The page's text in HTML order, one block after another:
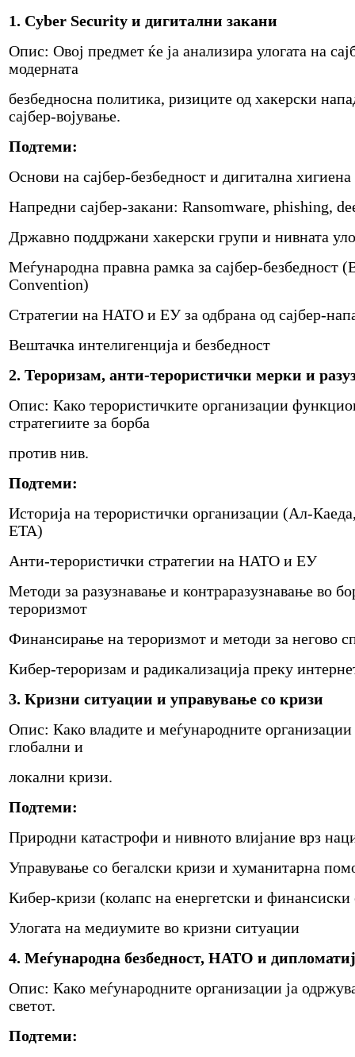
1. Cyber Security и дигитални закани
Опис: Овој предмет ќе ја анализира улогата на
модерната
безбедносна политика, ризиците од хакерски
сајбер-војување.
Подтеми:
Основи на сајбер-безбедност и дигитална хигиена
Напредни сајбер-закани: Ransomware, phishing,
Државно поддржани хакерски групи и нивната
Меѓународна правна рамка за сајбер-безбедност
Convention)
Стратегии на НАТО и ЕУ за одбрана од сајбер-
Вештачка интелигенција и безбедност
2. Тероризам, анти-терористички мерки и
Опис: Како терористичките организации
стратегиите за борба
против нив.
Подтеми:
Историја на терористички организации (Ал-
ETA)
Анти-терористички стратегии на НАТО и ЕУ
Методи за разузнавање и контраразузнавање во
тероризмот
Финансирање на тероризмот и методи за негово
Кибер-тероризам и радикализација преку
3. Кризни ситуации и управување со кризи
Опис: Како владите и меѓународните организации
глобални и
локални кризи.
Подтеми:
Природни катастрофи и нивното влијание врз
Управување со бегалски кризи и хуманитарна
Кибер-кризи (колапс на енергетски и
Улогата на медиумите во кризни ситуации
4. Меѓународна безбедност, НАТО и
Опис: Како меѓународните организации ја
светот.
Подтеми: